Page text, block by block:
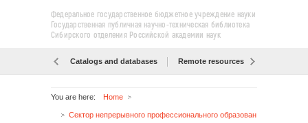
Федеральное государственное бюджетное учреждение науки
Государственная публичная научно-техническая библиотека
Сибирского отделения Российской академии наук
Catalogs and databases Remote resources
You are here: Home